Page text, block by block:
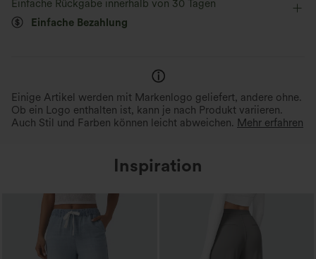
Einfache Rückgabe innerhalb von 30 Tagen
Einfache Bezahlung
Einige Artikel werden mit Markenlogo geliefert, andere ohne.
Ob ein Logo enthalten ist, kann je nach Produkt variieren.
Auch Stil und Farben können leicht abweichen. Mehr erfahren
Inspiration